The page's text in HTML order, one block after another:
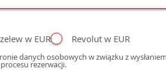
w EUR Revolut w EUR
danych osobowych w związku z
rezerwacji.